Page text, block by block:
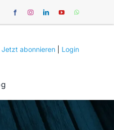
Jetzt abonnieren Login